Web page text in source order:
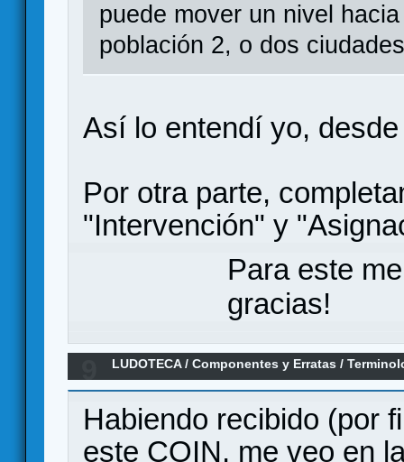
puede mover un nivel
población 2, o dos
Así lo entendí yo,
Por otra parte,
"Intervención" y
Para este
gracias!
LUDOTECA/Componentes y Erratas /
Habiendo recibido (por
este COIN, me veo en